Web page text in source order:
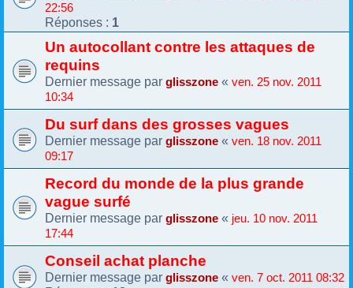
22:56
Réponses : 1
Un autocollant contre les attaques de
requins
Dernier message par glisszone « ven. 25 nov. 2011
10:34
Du surf dans des grosses vagues
Dernier message par glisszone « ven. 18 nov. 2011
09:17
Record du monde de la plus grande
vague surfé
Dernier message par glisszone « jeu. 10 nov. 2011
17:44
Conseil achat planche
Dernier message par glisszone « ven. 7 oct. 2011 08:32